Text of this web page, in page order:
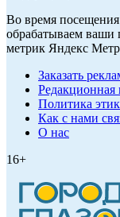
Во время посещения
обрабатываем ваши
метрик Яндекс
Заказать
Редакционная
Политика
Как с нами
О нас
16+